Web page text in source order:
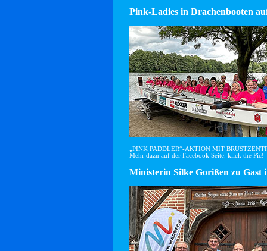
Pink-Ladies in Drachenbooten
„PINK PADDLER“-AKTION MIT
Mehr dazu auf der Facebook Seite. klick the Pic!
Ministerin Silke Gorißen zu Gast